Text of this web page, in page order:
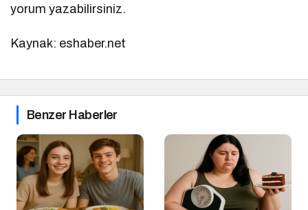
yorum yazabilirsiniz.
Kaynak: eshaber.net
Benzer Haberler